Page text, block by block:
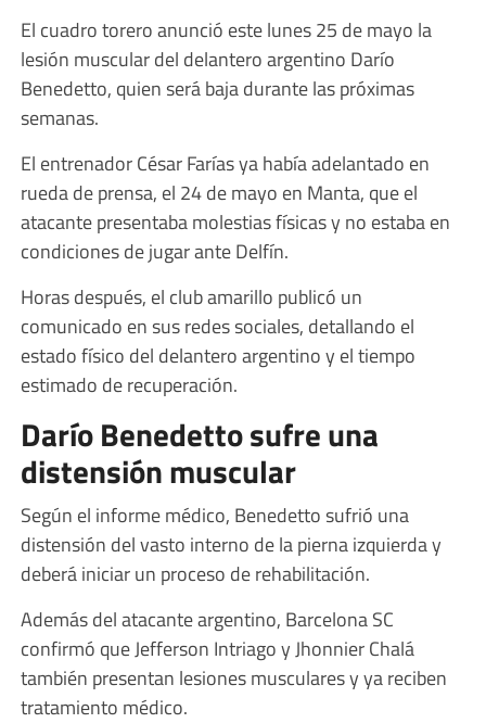
El cuadro torero anunció este lunes 25 de mayo la
lesión muscular del delantero argentino Darío
Benedetto, quien será baja durante las próximas
semanas.
El entrenador César Farías ya había adelantado en
rueda de prensa, el 24 de mayo en Manta, que el
atacante presentaba molestias físicas y no estaba en
condiciones de jugar ante Delfín.
Horas después, el club amarillo publicó un
comunicado en sus redes sociales, detallando el
estado físico del delantero argentino y el tiempo
estimado de recuperación.
Darío Benedetto sufre una
distensión muscular
Según el informe médico, Benedetto sufrió una
distensión del vasto interno de la pierna izquierda y
deberá iniciar un proceso de rehabilitación.
Además del atacante argentino, Barcelona SC
confirmó que Jefferson Intriago y Jhonnier Chalá
también presentan lesiones musculares y ya reciben
tratamiento médico.